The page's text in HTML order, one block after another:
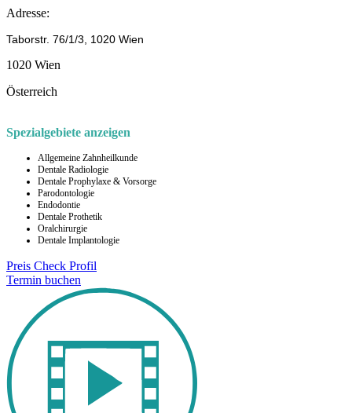
Adresse:
Taborstr. 76/1/3, 1020 Wien
1020 Wien
Österreich
Spezialgebiete anzeigen
Allgemeine Zahnheilkunde
Dentale Radiologie
Dentale Prophylaxe & Vorsorge
Parodontologie
Endodontie
Dentale Prothetik
Oralchirurgie
Dentale Implantologie
Preis Check Profil
Termin buchen